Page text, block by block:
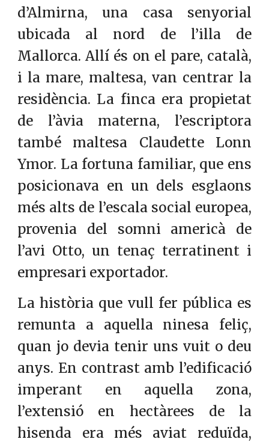
d’Almirna, una casa senyorial
ubicada al nord de l’illa de
Mallorca. Allí és on el pare, català,
i la mare, maltesa, van centrar la
residència. La finca era propietat
de l’àvia materna, l’escriptora
també maltesa Claudette Lonn
Ymor. La fortuna familiar, que ens
posicionava en un dels esglaons
més alts de l’escala social europea,
provenia del somni americà de
l’avi Otto, un tenaç terratinent i
empresari exportador.
La història que vull fer pública es
remunta a aquella ninesa feliç,
quan jo devia tenir uns vuit o deu
anys. En contrast amb l’edificació
imperant en aquella zona,
l’extensió en hectàrees de la
hisenda era més aviat reduïda,